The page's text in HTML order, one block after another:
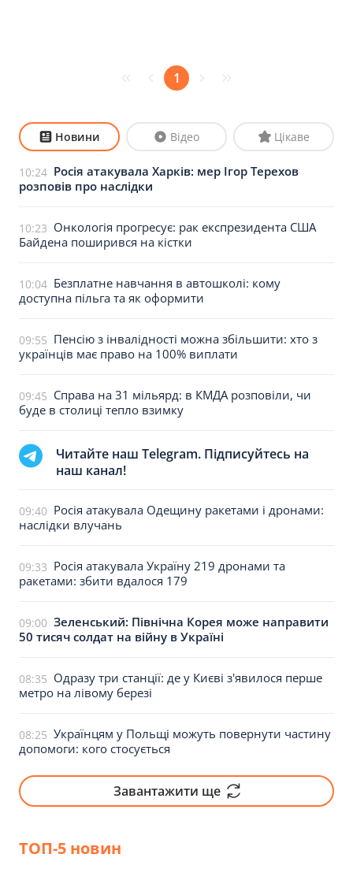
1
Новини Відео Цікаве
10:24 Росія атакувала Харків: мер Ігор Терехов
розповів про наслідки
10:23 Онкологія прогресує: рак експрезидента США
Байдена поширився на кістки
10:04 Безплатне навчання в автошколі: кому
доступна пільга та як оформити
09:55 Пенсію з інвалідності можна збільшити: хто з
українців має право на 100% виплати
09:45 Справа на 31 мільярд: в КМДА розповіли, чи
буде в столиці тепло взимку
Читайте наш Telegram. Підписуйтесь на
наш канал!
09:40 Росія атакувала Одещину ракетами і дронами:
наслідки влучань
09:33 Росія атакувала Україну 219 дронами та
ракетами: збити вдалося 179
09:00 Зеленський: Північна Корея може направити
50 тисяч солдат на війну в Україні
08:35 Одразу три станції: де у Києві з'явилося перше
метро на лівому березі
08:25 Українцям у Польщі можуть повернути частину
допомоги: кого стосується
Завантажити ще
ТОП-5 новин